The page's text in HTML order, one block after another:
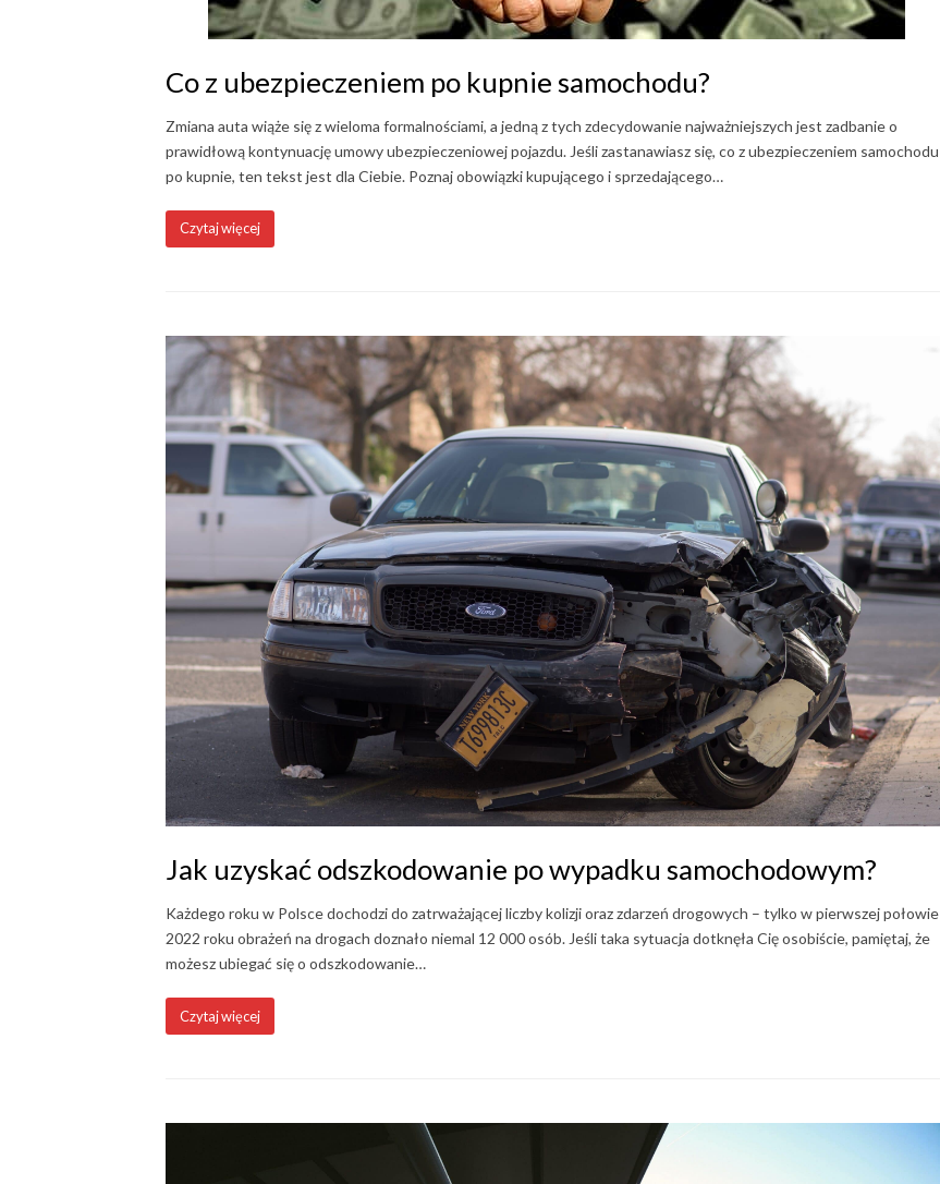
Co z ubezpieczeniem po kupnie samochodu?
Zmiana auta wiąże się z wieloma formalnościami, a jedną z tych zdecydowanie najważniejszych jest zadbanie o
prawidłową kontynuację umowy ubezpieczeniowej pojazdu. Jeśli zastanawiasz się, co z ubezpieczeniem samochodu
po kupnie, ten tekst jest dla Ciebie. Poznaj obowiązki kupującego i sprzedającego…
Czytaj więcej
Jak uzyskać odszkodowanie po wypadku samochodowym?
Każdego roku w Polsce dochodzi do zatrważającej liczby kolizji oraz zdarzeń drogowych – tylko w pierwszej połowie
2022 roku obrażeń na drogach doznało niemal 12 000 osób. Jeśli taka sytuacja dotknęła Cię osobiście, pamiętaj, że
możesz ubiegać się o odszkodowanie…
Czytaj więcej